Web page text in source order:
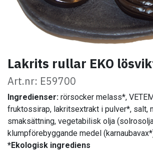
Lakrits rullar EKO
Art.nr: E59700
Ingredienser: rörsocker melass*,
fruktossirap, lakritsextrakt i pulver*, salt,
smaksättning, vegetabilisk olja
klumpförebyggande medel
*Ekologisk ingrediens